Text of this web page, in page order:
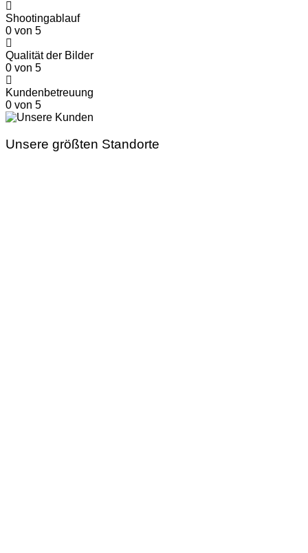
Shootingablauf
0 von 5
Qualität der Bilder
0 von 5
Kundenbetreuung
0 von 5
Unsere größten Standorte